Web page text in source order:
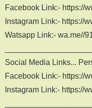
Facebook Link:- https://
Instagram Link:- https://
Watsapp Link:- wa.me//
Social Media Links...
Facebook Link:- https://
Instagram Link:- https://